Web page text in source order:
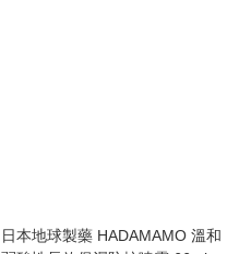
日本地球製藥 HADAMAMO 溫和